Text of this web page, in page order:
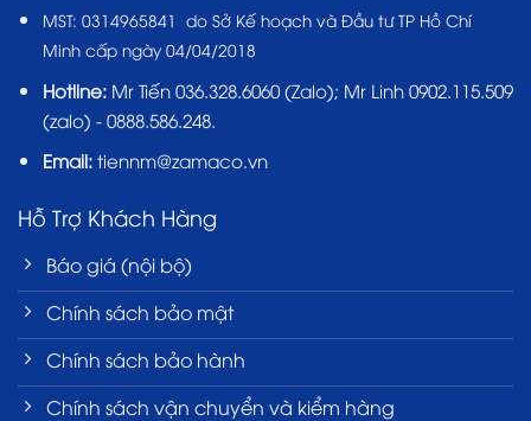
MST: 0314965841 do Sở Kế hoạch và Đầu tư TP Hồ Chí
Minh cấp ngày 04/04/2018
Hotline: Mr Tiến 036.328.6060(Zalo); Mr Linh 0902.115.509
(zalo) - 0888.586.248.
Email:tiennm@zamaco.vn
Hỗ Trợ Khách Hàng
Báo giá (nội bộ)
Chính sách bảo mật
Chính sách bảo hành
Chính sách vận chuyển và kiểm hàng